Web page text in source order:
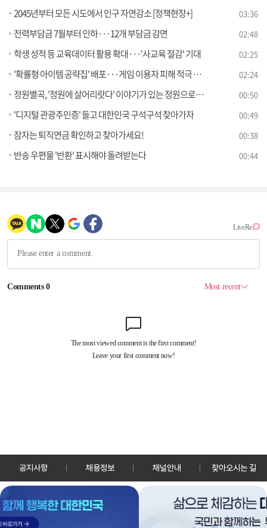
2045년부터 모든 시도에서 인구 자연감소 [정책현장+] 03:36
전력부담금 7월부터 인하···12개 부담금 감면 02:48
학생 성적 등 교육데이터 활용 확대···'사교육 절감' 기대 02:25
'확률형 아이템 공략집' 배포···게임 이용자 피해 적극 구제 02:24
정원별곡, '정원에 살어리랏다' 이야기가 있는 정원으로의 여행 00:50
'디지털 관광주민증' 들고 대한민국 구석구석 찾아가자 00:49
잠자는 퇴직연금 확인하고 찾아가세요! 00:38
반송 우편물 '반환' 표시해야 돌려받는다 00:44
공지사항 채용정보 채널안내 찾아오시는 길
30128 세종특별자치시 정부2청사로 13 한국정책방송원 KTV
TEL: 044-204-8000
Copyrightⓒ KTV 국민방송 All Rights Reserved.